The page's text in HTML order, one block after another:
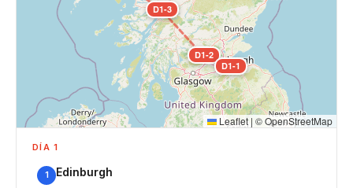
D1-1
D1-2
D1-3
Leaflet | ©OpenStreetMap
DÍA 1
1 Edinburgh